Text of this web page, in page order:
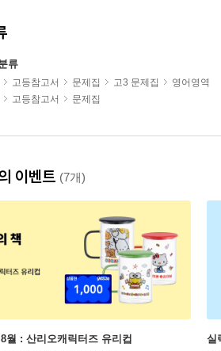
류
고등참고서 문제집 고3 문제집
영어영역
고등참고서 문제집
이벤트 (7개)
월 : 산리오캐릭터즈 유리컵 실